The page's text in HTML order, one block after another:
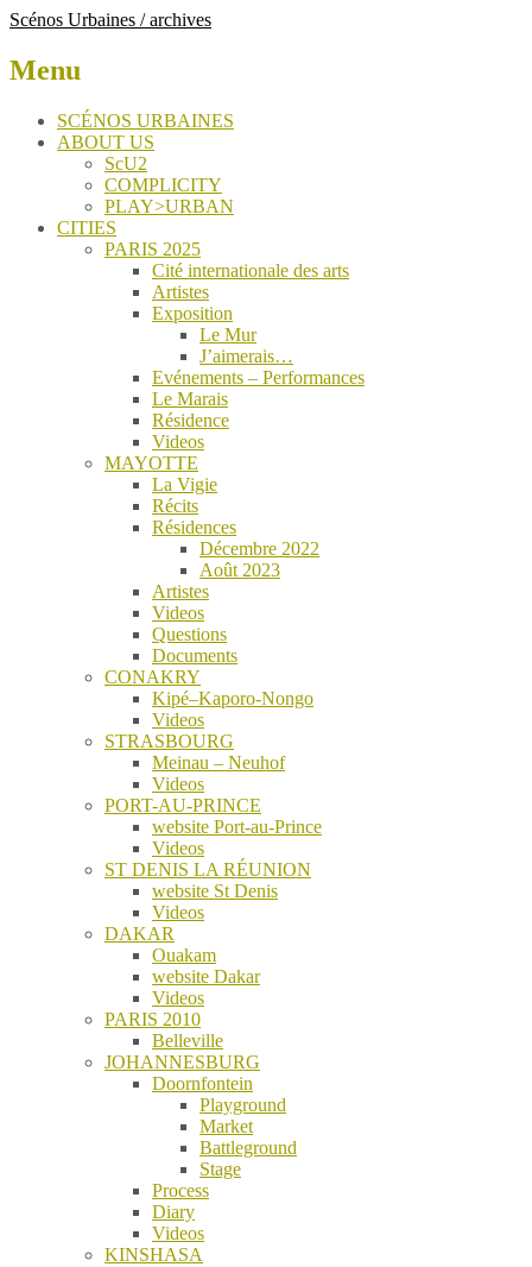
Scénos Urbaines / archives
Menu
Skip
SCÉNOS URBAINES
ABOUT US
ScU2
COMPLICITY
PLAY>URBAN
CITIES
PARIS 2025
Cité internationale des arts
Artistes
Exposition
Le Mur
J’aimerais…
Evénements – Performances
Le Marais
Résidence
Videos
MAYOTTE
La Vigie
Récits
Résidences
Décembre 2022
Août 2023
Artistes
Videos
Questions
Documents
CONAKRY
Kipé–Kaporo-Nongo
Videos
STRASBOURG
Meinau – Neuhof
Videos
PORT-AU-PRINCE
website Port-au-Prince
Videos
ST DENIS LA RÉUNION
website St Denis
Videos
DAKAR
Ouakam
website Dakar
Videos
PARIS 2010
Belleville
JOHANNESBURG
Doornfontein
Playground
Market
Battleground
Stage
Process
Diary
Videos
KINSHASA